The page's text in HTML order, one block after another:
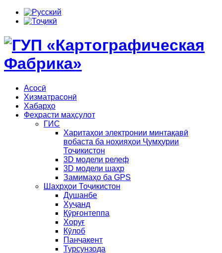
Асосӣ
Хизматрасонӣ
Хабарҳо
Феҳрасти маҳсулот
ГИС
Харитаҳои электронии минтақавӣ
вобаста ба ноҳияҳои Ҷумҳурии
Тоҷикистон
3D модели релеф
3D модели шаҳр
Замимаҳо ба GPS
Шаҳрҳои Тоҷикистон
Душанбе
Хуҷанд
Қӯрғонтеппа
Хоруғ
Кӯлоб
Панҷакент
Турсунзода